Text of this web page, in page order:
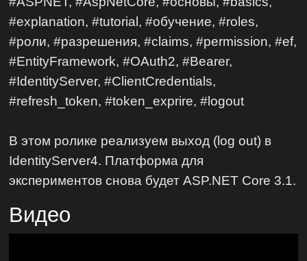
#explanation, #tutorial, #обучение, #roles,
#роли, #разрешения, #claims, #permission, #ef,
#EntityFramework, #OAuth2, #Bearer,
#IdentityServer, #ClientCredentials,
#refresh_token, #token_exprire, #logout
В этом ролике реализуем выход (log out) в
IdentityServer4. Платформа для
экспериментов снова будет ASP.NET Core 3.1.
Видео